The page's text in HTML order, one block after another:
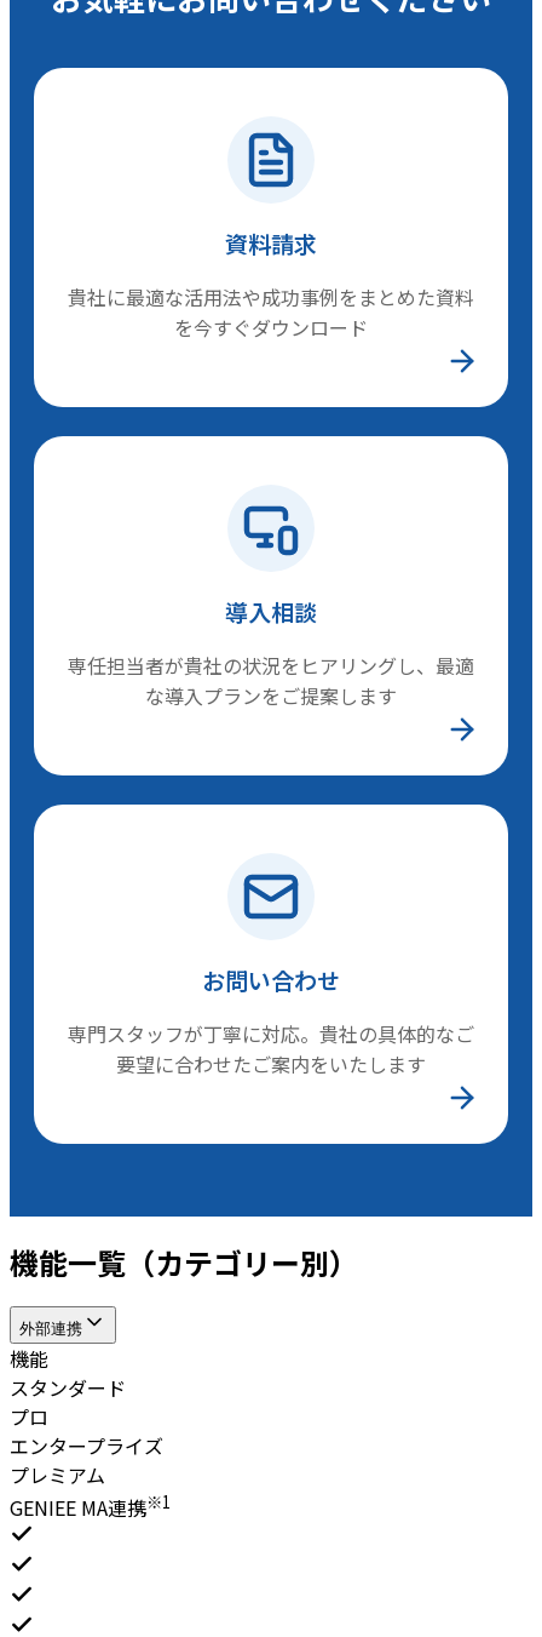
資料請求
貴社に最適な活用法や成功事例をまとめた資料
を今すぐダウンロード
導入相談
専任担当者が貴社の状況をヒアリングし、最適
な導入プランをご提案します
お問い合わせ
専門スタッフが丁寧に対応。貴社の具体的なご
要望に合わせたご案内をいたします
機能一覧（カテゴリー別）
外部連携
機能
スタンダード
プロ
エンタープライズ
プレミアム
GENIEE MA連携※1